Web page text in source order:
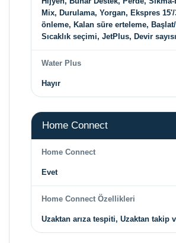
Mix, Durulama, Yorgan, Ekspres 15'/
önleme, Kalan süre erteleme,
Sıcaklık seçimi, JetPlus, Devir
Water Plus
Hayır
Home Connect
Home Connect
Evet
Home Connect Özellikleri
Uzaktan arıza tespiti, Uzaktan takip